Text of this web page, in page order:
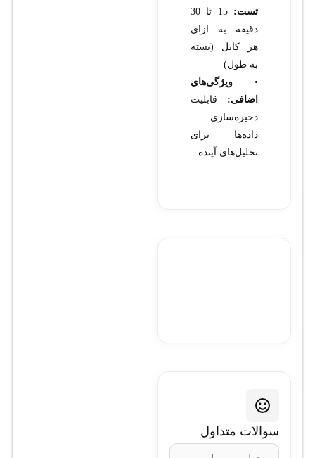
تست:
15 تا 30
دقیقه به ازای
هر کابل (بسته
به طول)
• ویژگی‌های
اضافی: قابلیت
ذخیره‌سازی
داده‌ها برای
تحلیل‌های آینده
سوالات متداول